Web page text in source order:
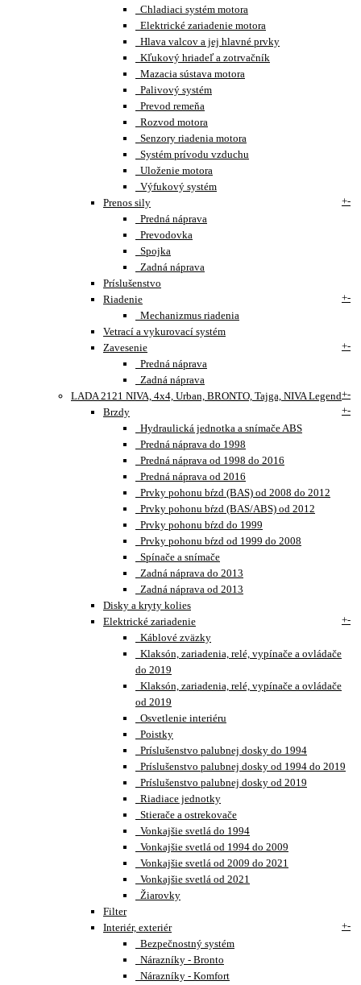
Chladiaci systém motora
Elektrické zariadenie motora
Hlava valcov a jej hlavné prvky
Kľukový hriadeľ a zotrvačník
Mazacia sústava motora
Palivový systém
Prevod remeňa
Rozvod motora
Senzory riadenia motora
Systém prívodu vzduchu
Uloženie motora
Výfukový systém
Prenos sily
+-
Predná náprava
Prevodovka
Spojka
Zadná náprava
Príslušenstvo
Riadenie
+-
Mechanizmus riadenia
Vetrací a vykurovací systém
Zavesenie
+-
Predná náprava
Zadná náprava
LADA 2121 NIVA, 4x4, Urban, BRONTO, Tajga, NIVA Legend+-
Brzdy
+-
Hydraulická jednotka a snímače ABS
Predná náprava do 1998
Predná náprava od 1998 do 2016
Predná náprava od 2016
Prvky pohonu bŕzd (BAS) od 2008 do 2012
Prvky pohonu bŕzd (BAS/ABS) od 2012
Prvky pohonu bŕzd do 1999
Prvky pohonu bŕzd od 1999 do 2008
Spínače a snímače
Zadná náprava do 2013
Zadná náprava od 2013
Disky a kryty kolies
Elektrické zariadenie
+-
Káblové zväzky
Klaksón, zariadenia, relé, vypínače a ovládače
do 2019
Klaksón, zariadenia, relé, vypínače a ovládače
od 2019
Osvetlenie interiéru
Poistky
Príslušenstvo palubnej dosky do 1994
Príslušenstvo palubnej dosky od 1994 do 2019
Príslušenstvo palubnej dosky od 2019
Riadiace jednotky
Stierače a ostrekovače
Vonkajšie svetlá do 1994
Vonkajšie svetlá od 1994 do 2009
Vonkajšie svetlá od 2009 do 2021
Vonkajšie svetlá od 2021
Žiarovky
Filter
Interiér, exteriér
+-
Bezpečnostný systém
Nárazníky - Bronto
Nárazníky - Komfort